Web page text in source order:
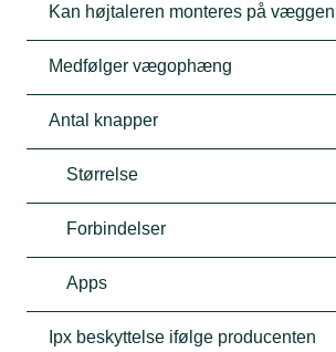
Kan højtaleren monteres på væggen
Medfølger vægophæng
Antal knapper
Størrelse
Forbindelser
Apps
Ipx beskyttelse ifølge producenten